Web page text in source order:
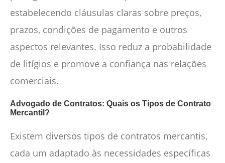
estabelecendo cláusulas claras sobre preços,
prazos, condições de pagamento e outros
aspectos relevantes. Isso reduz a probabilidade
de litígios e promove a confiança nas relações
comerciais.
Advogado de Contratos: Quais os Tipos de Contrato
Mercantil?
Existem diversos tipos de contratos mercantis,
cada um adaptado às necessidades específicas